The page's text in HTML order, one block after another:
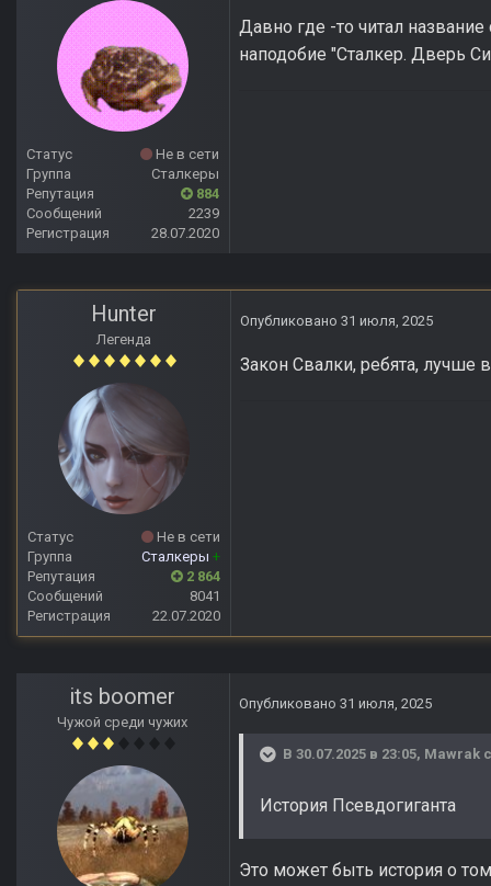
Статус
Не в сети
Группа
Сталкеры
Репутация
884
Сообщений
2239
Регистрация
28.07.2020
Давно где -то читал
наподобие "Сталкер. Дверь
Hunter
Легенда
Статус
Не в сети
Группа
Сталкеры +
Репутация
2 864
Сообщений
8041
Регистрация
22.07.2020
Опубликовано 31 июля, 2025
Закон Свалки, ребята, лучше
its boomer
Чужой среди чужих
Опубликовано 31 июля, 2025
В 30.07.2025 в 23:05, Mawrak
История Псевдогиганта
Это может быть история о